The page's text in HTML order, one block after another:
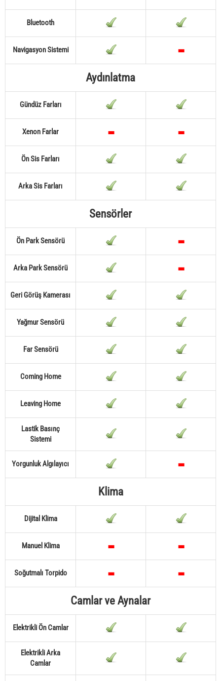
Bluetooth
Navigasyon Sistemi
Aydınlatma
Gündüz Farları
Xenon Farlar
Ön Sis Farları
Arka Sis Farları
Sensörler
Ön Park Sensörü
Arka Park Sensörü
Geri Görüş Kamerası
Yağmur Sensörü
Far Sensörü
Coming Home
Leaving Home
Lastik Basınç
Sistemi
Yorgunluk Algılayıcı
Klima
Dijital Klima
Manuel Klima
Soğutmalı Torpido
Camlar ve Aynalar
Elektrikli Ön Camlar
Elektrikli Arka
Camlar